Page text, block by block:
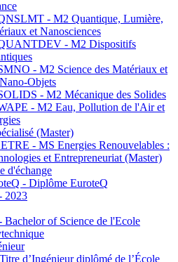
- M2 Quantique, Lumière,
et Nanosciences
- M2 Dispositifs
- M2 Science des Matériaux et
Objets
- M2 Mécanique des Solides
- M2 Eau, Pollution de l'Air et
(Master)
- MS Energies Renouvelables :
et Entrepreneuriat (Master)
d'échange
- Diplôme EuroteQ
2023
Bachelor of Science de l'Ecole
d’Ingénieur diplômé de l’École